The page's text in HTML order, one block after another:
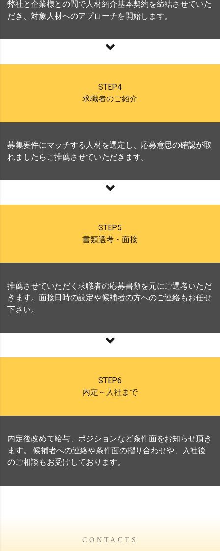
弊社と企業様との間で人材紹介基本契約を締結させていた
だき、対象人材へのアプローチを開始します。
STEP4
求職者のご紹介
募集要件にマッチする人材を選定し、応募意思の確認が取
れましたらご推薦させていただきます。
STEP5
書類選考・面接
推薦させていただく求職者の応募書類を元にご選考いただ
きます。面接日時の設定や候補者の方へのご連絡もお任せ
下さい。
STEP6
内定～入社まで
内定後改めて給与、ポジションなど条件面をお知らせ頂き
ます。 候補者への連絡や条件面の摺り合わせや、入社後
のご相談もお受けしております。
CONTACTS